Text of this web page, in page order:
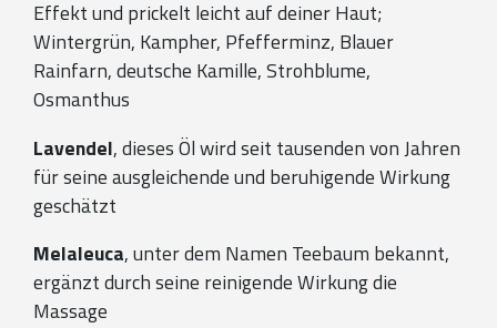
Effekt und prickelt leicht auf deiner Haut;
Wintergrün, Kampher, Pfefferminz, Blauer
Rainfarn, deutsche Kamille, Strohblume,
Osmanthus
Lavendel, dieses Öl wird seit tausenden von Jahren
für seine ausgleichende und beruhigende Wirkung
geschätzt
Melaleuca, unter dem Namen Teebaum bekannt,
ergänzt durch seine reinigende Wirkung die
Massage